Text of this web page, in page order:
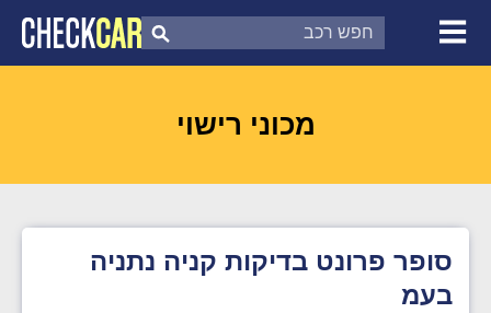
צ'ק קאר
דוח בדיקת רכב
מכוני רישוי
סופר פרונט בדיקות קניה נתניה
בעמ